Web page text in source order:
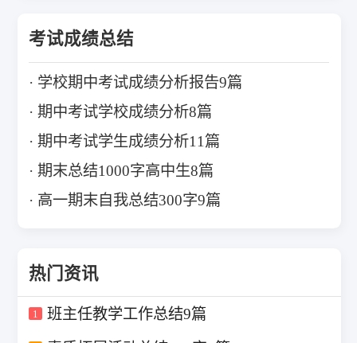
考试成绩总结
学校期中考试成绩分析报告9篇
期中考试学校成绩分析8篇
期中考试学生成绩分析11篇
期末总结1000字高中生8篇
高一期末自我总结300字9篇
热门资讯
1 班主任教学工作总结9篇